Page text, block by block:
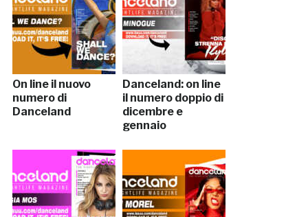
On line il nuovo
numero di
Danceland
Danceland: on line
il numero doppio di
dicembre e
gennaio